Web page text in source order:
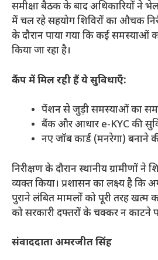
​समीक्षा बैठक के बाद अधिकारियों ने
में चल रहे सहयोग शिविरों का औचक
के दौरान पाया गया कि कई समस्याओं
किया जा रहा है।
कैंप में मिल रही हैं ये सुविधाएँ:
​पेंशन से जुड़ी समस्याओं का
​बैंक और आधार e-KYC की
​नए जॉब कार्ड (मनरेगा) बनाने की
​निरीक्षण के दौरान स्थानीय ग्रामीणों
व्यक्त किया। प्रशासन का लक्ष्य है कि
पुराने लंबित मामलों को पूरी तरह खत्म
को सरकारी दफ्तरों के चक्कर न काटने
संवाददाता अमरजीत सिंह